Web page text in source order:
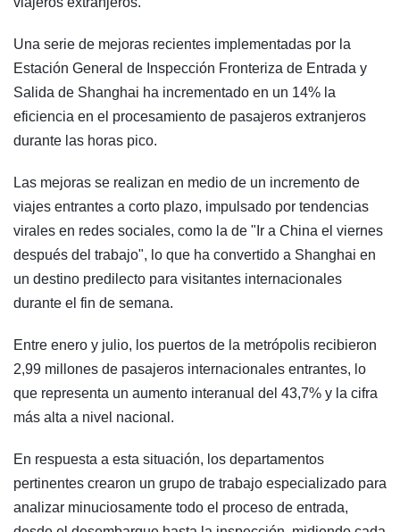
Una serie de mejoras recientes implementadas por la
Estación General de Inspección Fronteriza de Entrada y
Salida de Shanghai ha incrementado en un 14% la
eficiencia en el procesamiento de pasajeros extranjeros
durante las horas pico.
Las mejoras se realizan en medio de un incremento de
viajes entrantes a corto plazo, impulsado por tendencias
virales en redes sociales, como la de "Ir a China el viernes
después del trabajo", lo que ha convertido a Shanghai en
un destino predilecto para visitantes internacionales
durante el fin de semana.
Entre enero y julio, los puertos de la metrópolis recibieron
2,99 millones de pasajeros internacionales entrantes, lo
que representa un aumento interanual del 43,7% y la cifra
más alta a nivel nacional.
En respuesta a esta situación, los departamentos
pertinentes crearon un grupo de trabajo especializado para
analizar minuciosamente todo el proceso de entrada,